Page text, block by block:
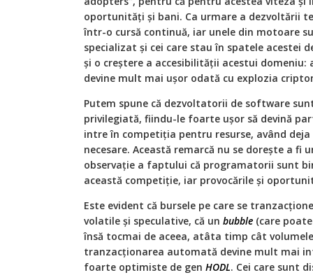
oportunităţi şi bani. Ca urmare a dezvoltării
într-o cursă continuă, iar unele din motoare
specializat şi cei care stau în spatele acestei
şi o creştere a accesibilităţii acestui
devine mult mai uşor odată cu explozia
Putem spune că dezvoltatorii de software
privilegiată, fiindu-le foarte uşor să devină
intre în competiţia pentru resurse, având
necesare. Această remarcă nu se doreşte a
observaţie a faptului că programatorii sunt
această competiţie, iar provocările şi
Este evident că bursele pe care se
volatile şi speculative, că un bubble (care
însă tocmai de aceea, atâta timp cât
tranzacţionarea automată devine mult mai
foarte optimiste de gen HODL. Cei care sunt